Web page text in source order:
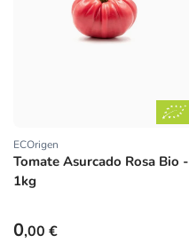
Proveedor:
ECOrigen
Tomate Asurcado Rosa Bio -
1kg
Precio habitual
0,00 €